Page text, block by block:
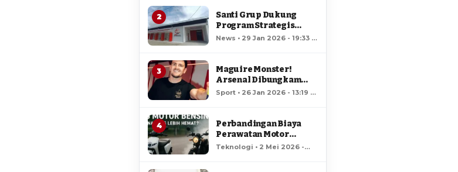
2
Santi Grup Dukung
Program Strategis
Nasional, Gerai
Tercepat Dibangun di
Gorontalo
News • 29 Jan 2026 - 19:33 •
3
Maguire Monster!
Arsenal Dibungkam
Raja MU!
Sport • 26 Jan 2026 - 13:19 •
4
Perbandingan Biaya
Perawatan Motor
Listrik dan Motor
Teknologi • 2 Mei 2026 -